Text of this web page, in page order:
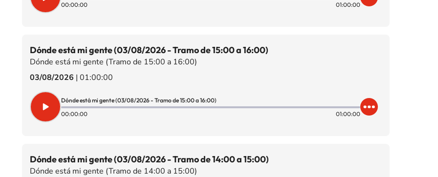
00:00:00
01:00:00
Dónde está mi gente (03/08/2026 - Tramo de 15:00 a 16:00)
Dónde está mi gente (Tramo de 15:00 a 16:00)
03/08/2026 | 01:00:00
Dónde está mi gente (03/08/2026 - Tramo de 15:00 a 16:00)
00:00:00
01:00:00
Dónde está mi gente (03/08/2026 - Tramo de 14:00 a 15:00)
Dónde está mi gente (Tramo de 14:00 a 15:00)